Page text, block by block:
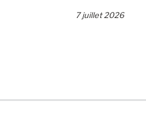
7 juillet 2026